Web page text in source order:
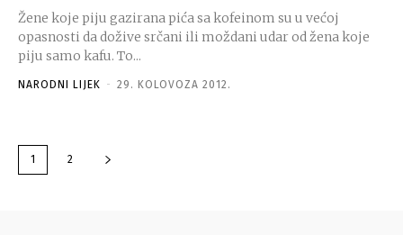
Žene koje piju gazirana pića sa kofeinom su u većoj
opasnosti da dožive srčani ili moždani udar od žena koje
piju samo kafu. To...
NARODNI LIJEK - 29. KOLOVOZA 2012.
1 2